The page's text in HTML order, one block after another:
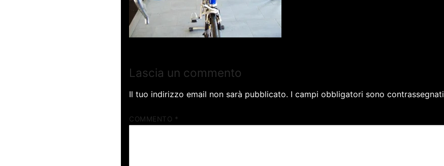
Lascia un commento
Il tuo indirizzo email non sarà pubblicato. I campi obbligatori sono contrassegnati
COMMENTO *